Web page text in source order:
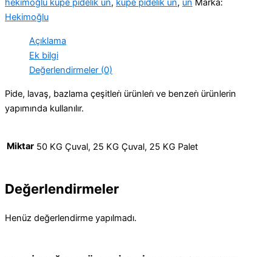
hekimoğlu küpe pidelik un, küpe pidelik un, un Marka:
Hekimoğlu
Açıklama
Ek bilgi
Değerlendirmeler (0)
Pide, lavaş, bazlama çeşitleri̇ ürünleri̇ ve benzeri̇ ürünlerin
yapımında kullanılır.
Miktar 50 KG Çuval, 25 KG Çuval, 25 KG Palet
Değerlendirmeler
Henüz değerlendirme yapılmadı.